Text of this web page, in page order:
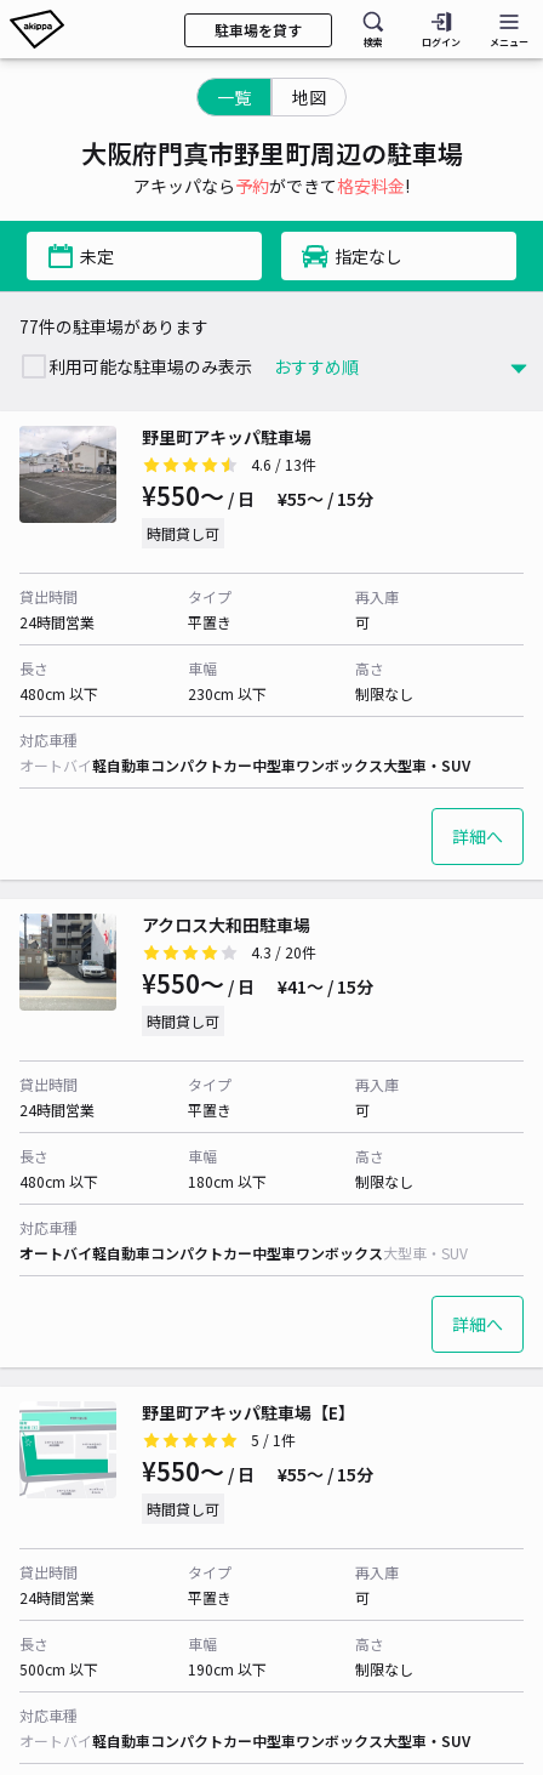
駐車場を貸す
検索 ログイン メニュー
一覧 地図
大阪府門真市野里町周辺の駐車場
アキッパなら予約ができて格安料金!
未定 指定なし
77件の駐車場があります
利用可能な駐車場のみ表示
野里町アキッパ駐車場
4.6 / 13件
¥550〜 / 日 ¥55〜 / 15分
時間貸し可
貸出時間
24時間営業
タイプ
平置き
再入庫
可
長さ
480cm 以下
車幅
230cm 以下
高さ
制限なし
対応車種
オートバイ軽自動車コンパクトカー中型車ワンボックス大型車・SUV
詳細へ
アクロス大和田駐車場
4.3 / 20件
¥550〜 / 日 ¥41〜 / 15分
時間貸し可
貸出時間
24時間営業
タイプ
平置き
再入庫
可
長さ
480cm 以下
車幅
180cm 以下
高さ
制限なし
対応車種
オートバイ軽自動車コンパクトカー中型車ワンボックス大型車・SUV
詳細へ
野里町アキッパ駐車場【E】
5 / 1件
¥550〜 / 日 ¥55〜 / 15分
時間貸し可
貸出時間
24時間営業
タイプ
平置き
再入庫
可
長さ
500cm 以下
車幅
190cm 以下
高さ
制限なし
対応車種
オートバイ軽自動車コンパクトカー中型車ワンボックス大型車・SUV